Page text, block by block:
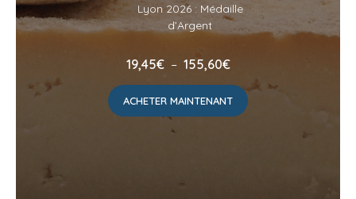
Lyon 2026 : Médaille
d’Argent
19,45€ – 155,60€Plage
prix :
19,45€
ACHETER MAINTENANT